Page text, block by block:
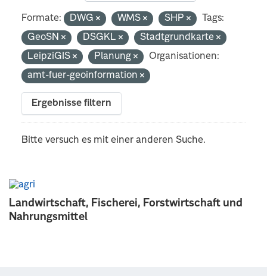
Landwirtschaft, Fischerei, Forstwirtschaft und
Nahrungsmittel
Formate: DWG WMS SHP
Tags:
GeoSN
DSGKL
Stadtgrundkarte
LeipziGIS
Planung
Organisationen:
amt-fuer-geoinformation
Ergebnisse filtern
Bitte versuch es mit einer anderen Suche.